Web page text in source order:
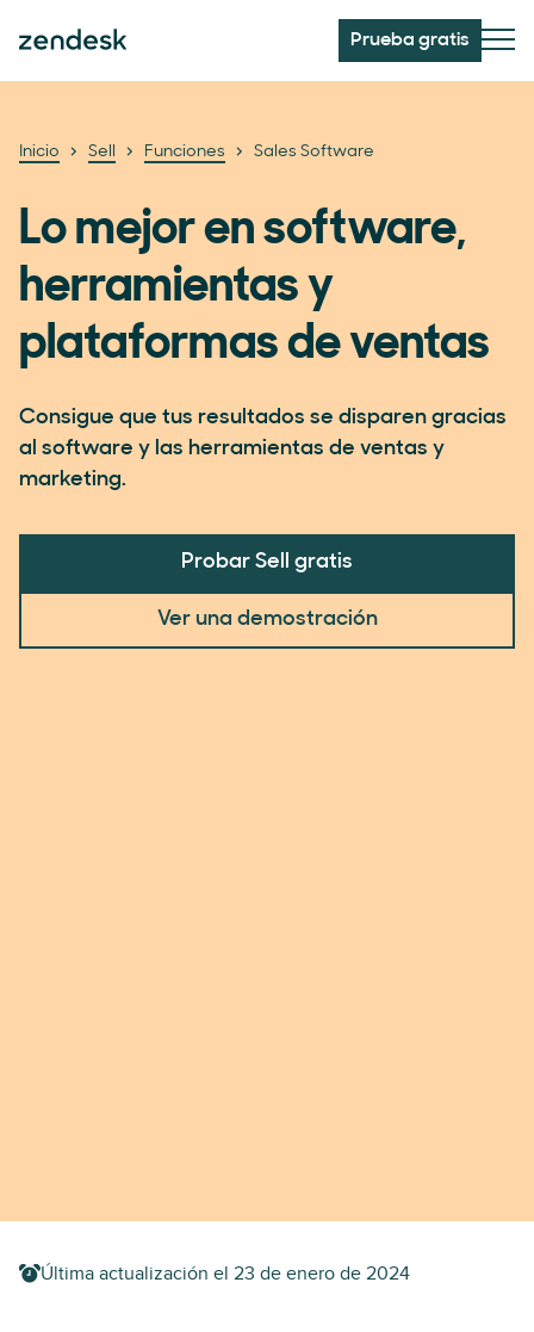
Prueba gratis
Inicio Sell Funciones Sales Software
Lo mejor en software,
herramientas y
plataformas de ventas
Consigue que tus resultados se disparen gracias
al software y las herramientas de ventas y
marketing.
Probar Sell gratis
Ver una demostración
Última actualización el 23 de enero de 2024